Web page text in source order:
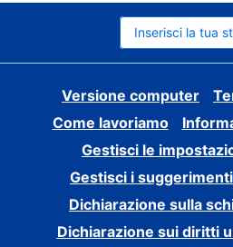
Inserisci la tua
Versione computer
Come lavoriamo
Gestisci le
Gestisci i
Dichiarazione sulla
Dichiarazione sui diritti